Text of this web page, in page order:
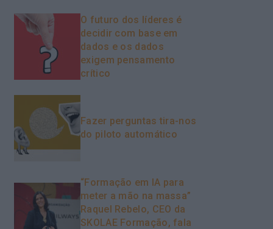
O futuro dos líderes é
decidir com base em
dados e os dados
exigem pensamento
crítico
Fazer perguntas tira-nos
do piloto automático
“Formação em IA para
meter a mão na massa”
Raquel Rebelo, CEO da
SKOLAE Formação, fala